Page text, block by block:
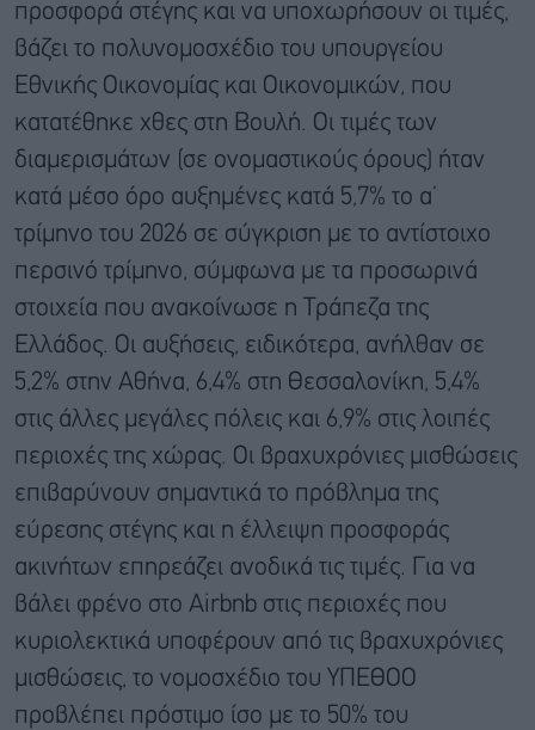
προσφορά στέγης και να υποχωρήσουν οι τιμές,
βάζει το πολυνομοσχέδιο του υπουργείου
Εθνικής Οικονομίας και Οικονομικών, που
κατατέθηκε χθες στη Βουλή. Οι τιμές των
διαμερισμάτων (σε ονομαστικούς όρους) ήταν
κατά μέσο όρο αυξημένες κατά 5,7% το α’
τρίμηνο του 2026 σε σύγκριση με το αντίστοιχο
περσινό τρίμηνο, σύμφωνα με τα προσωρινά
στοιχεία που ανακοίνωσε η Τράπεζα της
Ελλάδος. Οι αυξήσεις, ειδικότερα, ανήλθαν σε
5,2% στην Αθήνα, 6,4% στη Θεσσαλονίκη, 5,4%
στις άλλες μεγάλες πόλεις και 6,9% στις λοιπές
περιοχές της χώρας. Οι βραχυχρόνιες μισθώσεις
επιβαρύνουν σημαντικά το πρόβλημα της
εύρεσης στέγης και η έλλειψη προσφοράς
ακινήτων επηρεάζει ανοδικά τις τιμές. Για να
βάλει φρένο στο Airbnb στις περιοχές που
κυριολεκτικά υποφέρουν από τις βραχυχρόνιες
μισθώσεις, το νομοσχέδιο του ΥΠΕΘΟΟ
προβλέπει πρόστιμο ίσο με το 50% του